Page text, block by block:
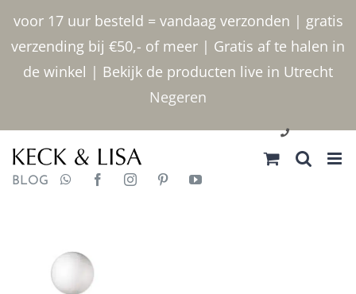
voor 17 uur besteld = vandaag verzonden | gratis
verzending bij €50,- of meer | Gratis af te halen in
de winkel | Bekijk de producten live in Utrecht
Negeren
inhoud
030 2400000
BLOG